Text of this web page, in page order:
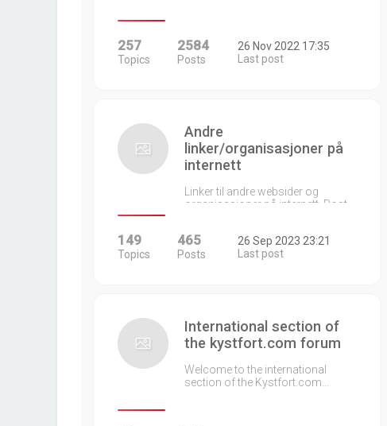
257
Topics
2584
Posts
26 Nov 2022 17:35
Last post
Andre
linker/organisasjoner på
internett
Linker til andre websider og
organisasjoner på internett. Post…
149
Topics
465
Posts
26 Sep 2023 23:21
Last post
International section of
the kystfort.com forum
Welcome to the international
section of the Kystfort.com…